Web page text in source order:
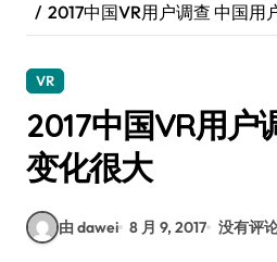
2017中国VR用户调查 中国用
VR
2017中国VR用户
变化很大
由 dawei 8 月 9, 2017 没有评